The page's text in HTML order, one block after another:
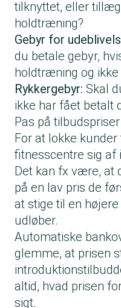
tilknyttet, eller
holdtræning?
Gebyr for
du betale gebyr,
holdtræning og ikke
Rykkergebyr: Skal
ikke har fået betalt
Pas på
For at lokke
fitnesscentre sig af
Det kan fx være, at
på en lav pris de
at stige til en
udløber.
Automatiske
glemme, at prisen
altid, hvad prisen
sigt.